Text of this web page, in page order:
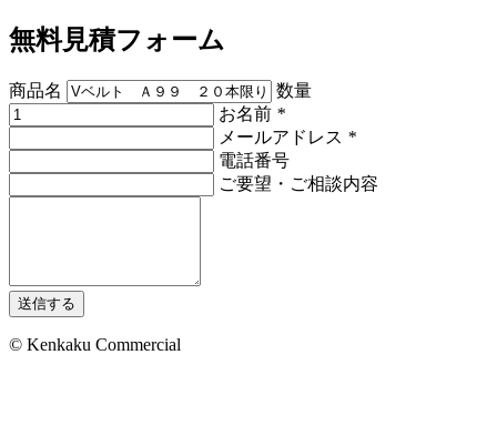
無料見積フォーム
商品名
数量
お名前 *
メールアドレス *
電話番号
ご要望・ご相談内容
送信する
© Kenkaku Commercial